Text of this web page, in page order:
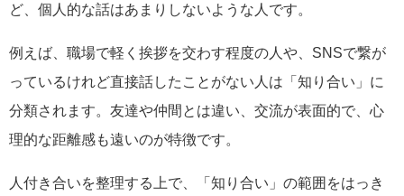
ど、個人的な話はあまりしないような人です。
例えば、職場で軽く挨拶を交わす程度の人や、SNSで繋が
っているけれど直接話したことがない人は「知り合い」に
分類されます。友達や仲間とは違い、交流が表面的で、心
理的な距離感も遠いのが特徴です。
人付き合いを整理する上で、「知り合い」の範囲をはっき